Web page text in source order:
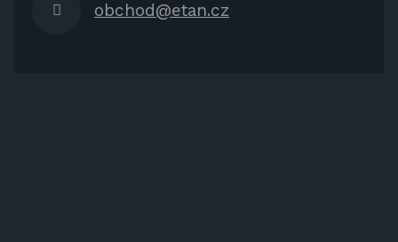
obchod@etan.cz